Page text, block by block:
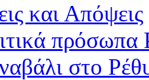
και Απόψεις
πρόσωπα
στο